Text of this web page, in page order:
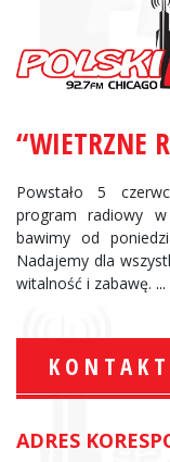
“WIETRZNE
Powstało 5
program radiowy
bawimy od
Nadajemy dla
witalność i zabawę.
KONTAKT
ADRES